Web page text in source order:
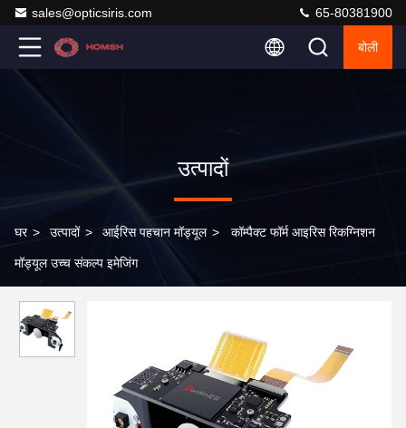
sales@opticsiris.com 65-80381900
बोली
उत्पादों
घर > उत्पादों > आईरिस पहचान मॉड्यूल > कॉम्पैक्ट फॉर्म आइरिस रिकग्निशन
मॉड्यूल उच्च संकल्प इमेजिंग